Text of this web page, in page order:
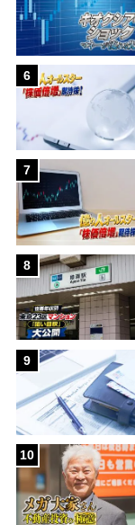
6
7
8
9
10